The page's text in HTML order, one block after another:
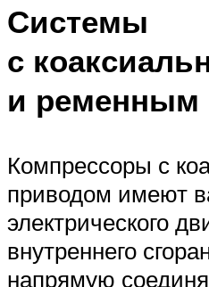
Системы
с
и ременным
Компрессоры с
приводом имеют
электрического
внутреннего
напрямую